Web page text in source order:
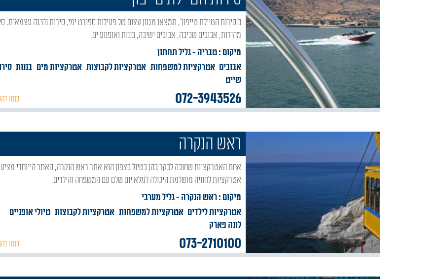
ב'סירות הטיילת טייפון', תמצאו מגוון עצום של פעילות ספורט ימי, סירות נהיגה עצמאית, סירות
מהירות, אבובים שכיבה, אבובים ישיבה, בננות ואופנוע ים.
מיקום : טבריה- גליל תחתון
אבובים אטרקציות למשפחות אטרקציות לקבוצות אטרקציות מים בננות
שייט
072-3943526 כנסו
ראש הנקרה
אחת האטרקציות שחובה לבקר בהן בטיול בצפון הוא אתר ראש הנקרה, האתר הייוחדי מציע שלל
אטרקציות לחוויה מושלמת היכולה למלא יום שלם עם המשפחה והילדים.
מיקום : ראש הנקרה- גליל מערבי
אטרקציות לילדים אטרקציות למשפחות אטרקציות לקבוצות טיולי אופניים
לונה פארק
073-2710100 כנסו